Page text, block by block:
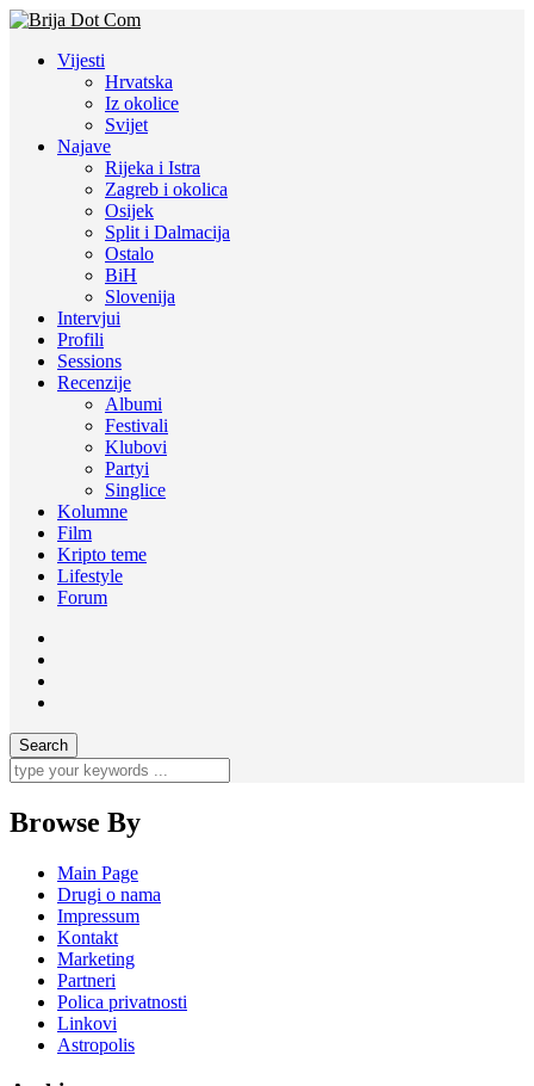
Vijesti
Hrvatska
Iz okolice
Svijet
Najave
Rijeka i Istra
Zagreb i okolica
Osijek
Split i Dalmacija
Ostalo
BiH
Slovenija
Intervjui
Profili
Sessions
Recenzije
Albumi
Festivali
Klubovi
Partyi
Singlice
Kolumne
Film
Kripto teme
Lifestyle
Forum
Browse By
Main Page
Drugi o nama
Impressum
Kontakt
Marketing
Partneri
Polica privatnosti
Linkovi
Astropolis